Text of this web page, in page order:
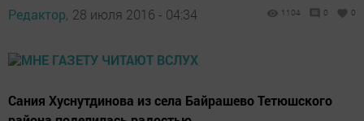
Редактор, 28 июля 2016 - 04:34 1104 0 0
Сания Хуснутдинова из села Байрашево Тетюшского